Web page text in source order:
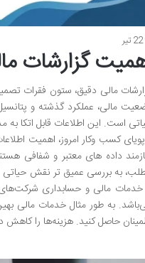
22 تیر
گزارشات
مالی دقیق، ستون فقرات
مالی، عملکرد گذشته و
است. این اطلاعات قابل اتکا به
کسب وکار امروز، اهمیت
داده های معتبر و شفافی
به بررسی عمیق تر نقش حیاتی
خدمات مالی و حسابداری
به طور مثال خدمات مالی
حاصل کنید. هزینه‌ها را